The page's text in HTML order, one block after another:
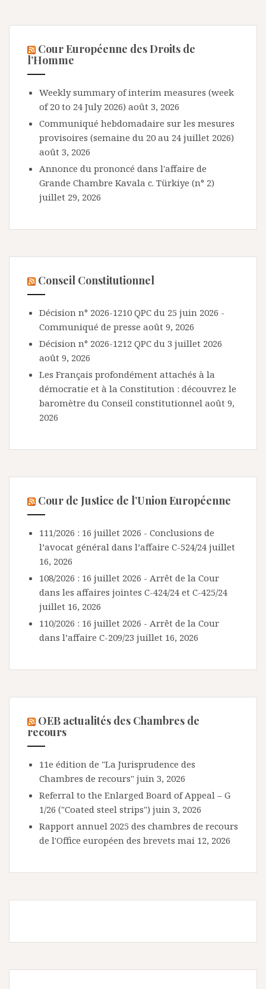
Cour Européenne des Droits de
l’Homme
Weekly summary of interim measures (week
of 20 to 24 July 2026) août 3, 2026
Communiqué hebdomadaire sur les mesures
provisoires (semaine du 20 au 24 juillet 2026)
août 3, 2026
Annonce du prononcé dans l'affaire de
Grande Chambre Kavala c. Türkiye (n° 2)
juillet 29, 2026
Conseil Constitutionnel
Décision n° 2026-1210 QPC du 25 juin 2026 -
Communiqué de presse août 9, 2026
Décision n° 2026-1212 QPC du 3 juillet 2026
août 9, 2026
Les Français profondément attachés à la
démocratie et à la Constitution : découvrez le
baromètre du Conseil constitutionnel août 9,
2026
Cour de Justice de l’Union Européenne
111/2026 : 16 juillet 2026 - Conclusions de
l’avocat général dans l’affaire C-524/24 juillet
16, 2026
108/2026 : 16 juillet 2026 - Arrêt de la Cour
dans les affaires jointes C-424/24 et C-425/24
juillet 16, 2026
110/2026 : 16 juillet 2026 - Arrêt de la Cour
dans l’affaire C-209/23 juillet 16, 2026
OEB actualités des Chambres de
recours
11e édition de "La Jurisprudence des
Chambres de recours" juin 3, 2026
Referral to the Enlarged Board of Appeal – G
1/26 ("Coated steel strips") juin 3, 2026
Rapport annuel 2025 des chambres de recours
de l'Office européen des brevets mai 12, 2026